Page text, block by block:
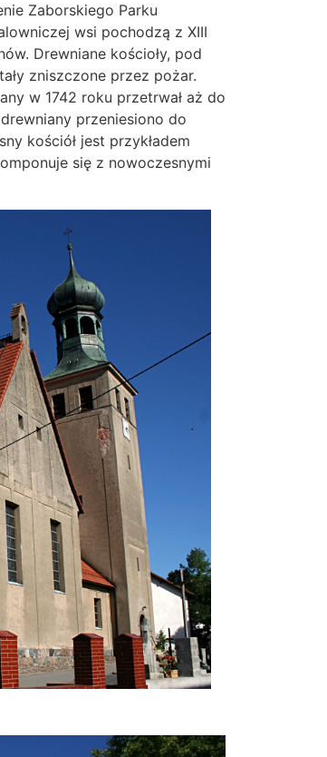
Zaborskiego Parku
wsi pochodzą z XIII
Drewniane kościoły, pod
zniszczone przez pożar.
w 1742 roku przetrwał aż do
przeniesiono do
kościół jest przykładem
się z nowoczesnymi